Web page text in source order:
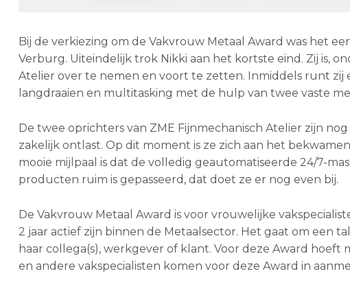
Bij de verkiezing om de Vakvrouw Metaal Award was het
Verburg. Uiteindelijk trok Nikki aan het kortste eind. Zij is,
Atelier over te nemen en voort te zetten. Inmiddels runt zij
langdraaien en multitasking met de hulp van twee vaste
De twee oprichters van ZME Fijnmechanisch Atelier zijn
zakelijk ontlast. Op dit moment is ze zich aan het
mooie mijlpaal is dat de volledig geautomatiseerde 24/7-
producten ruim is gepasseerd, dat doet ze er nog even bij.
De Vakvrouw Metaal Award is voor vrouwelijke
2 jaar actief zijn binnen de Metaalsector. Het gaat om een
haar collega(s), werkgever of klant. Voor deze Award
en andere vakspecialisten komen voor deze Award in